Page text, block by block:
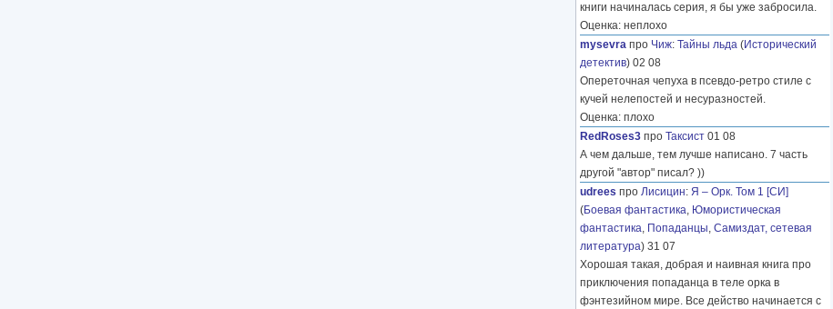
книги начиналась серия, я бы уже забросила.
Оценка: неплохо
mysevra про Чиж: Тайны льда (Исторический
детектив) 02 08
Опереточная чепуха в псевдо-ретро стиле с
кучей нелепостей и несуразностей.
Оценка: плохо
RedRoses3 про Таксист 01 08
А чем дальше, тем лучше написано. 7 часть
другой "автор" писал? ))
udrees про Лисицин: Я – Орк. Том 1 [СИ]
(Боевая фантастика, Юмористическая
фантастика, Попаданцы, Самиздат, сетевая
литература) 31 07
Хорошая такая, добрая и наивная книга про
приключения попаданца в теле орка в
фэнтезийном мире. Все действо начинается с